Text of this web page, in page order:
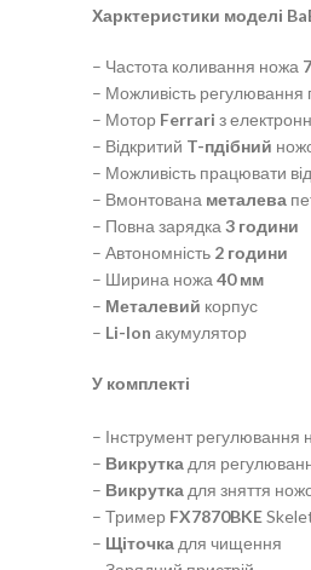
Харктеристики моделі
– Частота коливання ножа
– Можливість регулювання
– Мотор Ferrari з
– Відкритий T-пдібний
– Можливість працювати від
– Вмонтована металева
– Повна зарядка 3 години
– Автономність 2 години
– Ширина ножа 40 мм
– Металевий корпус
– Li-Ion акумулятор
У комплекті
– Інструмент регулювання
– Викрутка для
– Викрутка для зняття
– Тример FX7870BKE
– Щіточка для чищення